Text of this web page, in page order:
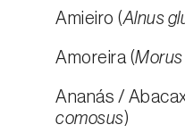
Amieiro (Alnus
Amoreira (Morus
Ananás /
comosus)